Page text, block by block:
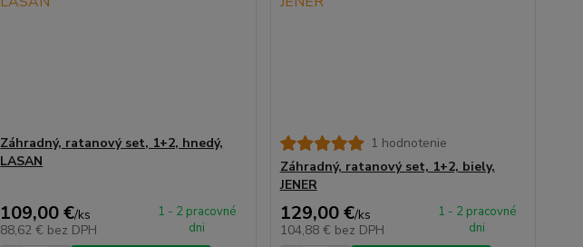
Záhradný, ratanový set, 1+2, hnedý,
LASAN
109,00 €/ks
88,62 € bez DPH
1 - 2 pracovné
dni
1 hodnotenie
Záhradný, ratanový set, 1+2, biely,
JENER
129,00 €/ks
104,88 € bez DPH
1 - 2 pracovné
dni